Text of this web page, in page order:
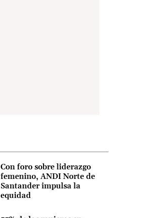
Con foro sobre liderazgo
femenino, ANDI Norte de
Santander impulsa la
equidad